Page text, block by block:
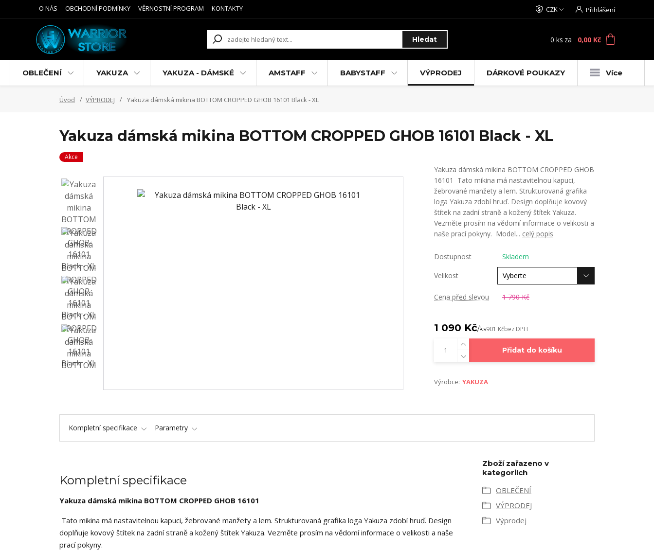
O NÁS OBCHODNÍ PODMÍNKY VĚRNOSTNÍ PROGRAM KONTAKTY CZK Přihlášení
Hledat 0 ks za 0,00 Kč
OBLEČENÍ YAKUZA YAKUZA - DÁMSKÉ AMSTAFF BABYSTAFF VÝPRODEJ DÁRKOVÉ POUKAZY Více
Úvod VÝPRODEJ Yakuza dámská mikina BOTTOM CROPPED GHOB 16101 Black - XL
Yakuza dámská mikina BOTTOM CROPPED GHOB 16101 Black - XL
Akce
Yakuza dámská mikina BOTTOM CROPPED GHOB
16101 Tato mikina má nastavitelnou kapuci,
žebrované manžety a lem. Strukturovaná grafika
loga Yakuza zdobí hruď. Design doplňuje kovový
štítek na zadní straně a kožený štítek Yakuza.
Vezměte prosím na vědomí informace o velikosti a
naše prací pokyny. Model... celý popis
Dostupnost Skladem
Velikost
Cena před slevou 1 790 Kč
1 090 Kč/ks901 Kčbez DPH
Přidat do košíku
Výrobce: YAKUZA
Kompletní specifikace Parametry
Kompletní specifikace
Yakuza dámská mikina BOTTOM CROPPED GHOB 16101
Tato mikina má nastavitelnou kapuci, žebrované manžety a lem. Strukturovaná grafika loga Yakuza zdobí hruď. Design
doplňuje kovový štítek na zadní straně a kožený štítek Yakuza. Vezměte prosím na vědomí informace o velikosti a naše
prací pokyny.
Zboží zařazeno v
kategoriích
OBLEČENÍ
VÝPRODEJ
Výprodej